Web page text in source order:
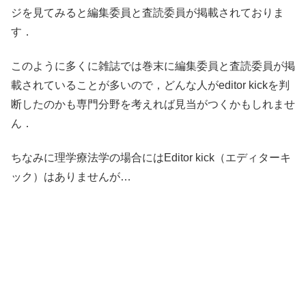
ジを見てみると編集委員と査読委員が掲載されておりま
す．
このように多くに雑誌では巻末に編集委員と査読委員が掲
載されていることが多いので，どんな人がeditor kickを判
断したのかも専門分野を考えれば見当がつくかもしれませ
ん．
ちなみに理学療法学の場合にはEditor kick（エディターキ
ック）はありませんが…